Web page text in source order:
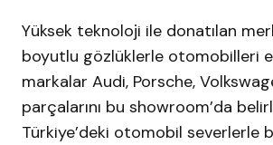
Yüksek teknoloji ile donatılan
boyutlu gözlüklerle otomobilleri
markalar Audi, Porsche,
parçalarını bu showroom’da
Türkiye’deki otomobil severlerle